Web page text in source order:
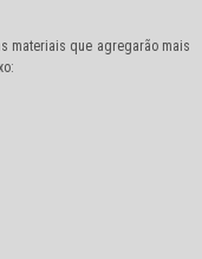
materiais que agregarão mais